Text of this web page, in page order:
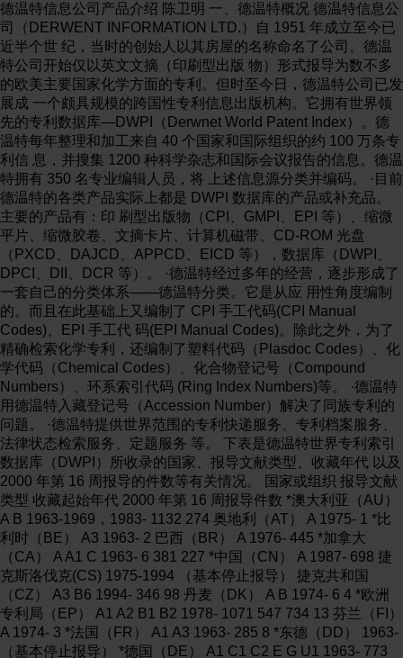
德温特信息公司产品介绍 陈卫明 一、德温特概况 德温特信息公司（DERWENT INFORMATION LTD.）自 1951 年成立至今已近半个世 纪，当时的创始人以其房屋的名称命名了公司。德温特公司开始仅以英文文摘（印刷型出版 物）形式报导为数不多的欧美主要国家化学方面的专利。但时至今日，德温特公司已发展成 一个颇具规模的跨国性专利信息出版机构。它拥有世界领先的专利数据库—DWPI（Derwnet World Patent Index）。德温特每年整理和加工来自 40 个国家和国际组织的约 100 万条专利信 息，并搜集 1200 种科学杂志和国际会议报告的信息。德温特拥有 350 名专业编辑人员，将 上述信息源分类并编码。 ·目前德温特的各类产品实际上都是 DWPI 数据库的产品或补充品。主要的产品有：印 刷型出版物（CPI、GMPI、EPI 等）、缩微平片、缩微胶卷、文摘卡片、计算机磁带、CD-ROM 光盘（PXCD、DAJCD、APPCD、EICD 等），数据库（DWPI、DPCI、DII、DCR 等）。 ·德温特经过多年的经营，逐步形成了一套自己的分类体系——德温特分类。它是从应 用性角度编制的。而且在此基础上又编制了 CPI 手工代码(CPI Manual Codes)、EPI 手工代 码(EPI Manual Codes)。除此之外，为了精确检索化学专利，还编制了塑料代码（Plasdoc Codes）、化学代码（Chemical Codes）、化合物登记号（Compound Numbers）、环系索引代码 (Ring Index Numbers)等。 ·德温特用德温特入藏登记号（Accession Number）解决了同族专利的问题。 ·德温特提供世界范围的专利快递服务、专利档案服务、法律状态检索服务、定题服务 等。 下表是德温特世界专利索引数据库（DWPI）所收录的国家、报导文献类型、收藏年代 以及 2000 年第 16 周报导的件数等有关情况。 国家或组织 报导文献类型 收藏起始年代 2000 年第 16 周报导件数 *澳大利亚（AU） A B 1963-1969，1983- 1132 274 奥地利（AT） A 1975- 1 *比利时（BE） A3 1963- 2 巴西（BR） A 1976- 445 *加拿大（CA） A A1 C 1963- 6 381 227 *中国（CN） A 1987- 698 捷克斯洛伐克(CS) 1975-1994 （基本停止报导） 捷克共和国（CZ） A3 B6 1994- 346 98 丹麦（DK） A B 1974- 6 4 *欧洲专利局（EP） A1 A2 B1 B2 1978- 1071 547 734 13 芬兰（FI） A 1974- 3 *法国（FR） A1 A3 1963- 285 8 *东德（DD） 1963- （基本停止报导） *德国（DE） A1 C1 C2 E G U1 1963- 773 130 135 521 157 412 匈牙利（HU） 1975- （本周未报导） 国际技术公开（TP） 1984-1993 （基本停止报导） 爱尔兰（IE） B3 1963-1969，1995- 1 以色列（IL） A 1975- 8 意大利（IT） B 1966-1969，1978- 8 *日本（JP） A B1 B2 W 1963- 5131 15 1623 320 韩国（KR） A B1 1986- 1802 987 卢森堡（LU） 1984- 本周未报导 墨西哥（MX） 本周未报导 *荷兰（NL） C2 C6 1963- 7 4 新西兰（NZ） 1993- 挪威（NO） A B1 1974- 158 39 *专利合作条约（WO） A1 1978- 1386 A2 300 菲律宾（PH） 1995- 本周未报导 葡萄牙（PT） A 1974- 9 研究公开（RD） A 1978- 59 罗马尼亚（RO） B 1975- 2 *俄罗斯（RU） C1 1994- 350 新加坡（SG） A1 1995- 3 *南非（ZA） A 1963- 289 *前苏联（SU） A1 A3 1963-1994 5（基本停止报导） 2（基本停止报导） 西班牙（ES） A1 A2 B1 T1 T3 1983- 84 2 136 9 699 *瑞典（SE） A C2 1963- 86 45 *瑞士（CH） A5 1963- 23 中国台湾省（TW） 1993- 本周未报导 *英国（GB） A B 1963- 173 150 *美国（US） A B1 E H 1963- 2710 3 12 2 注：（1）*号为德温特公司自定的主要国家，其余为次要国家 （2）本表的数据只是德温特 2000 年第 16 周的报导情况 （3）国际技术公开（TP）及研究公开（RD）为 DWPI 所收录的两种科技期刊 二、德温特主要产品 本部分的内容是德温特世界专利数据库(DWPI)、德温特印刷型出版物、德温特缩微累 积索引等三种德温特产品之外的其它德温特产品。 1、德温特专利引文索引数据库（DPCI） 德温特专利引文索引数据库（DERWENT PATENTS CITATION INDEX)提供 100 多万 条同族专利及其引证文献的信息，每周新增约 6 千条记录。通过 DPCI 的引证数据，用户可 以在 DWPI 中交叉得到关于引证文献的进一步信息。使用 DPCI，用户可以进行新颖性检索、 收集文献、避免专利侵权和跟踪竞争对手的活动。DPCI 有如下主要特点： ·DPCI 可从 DIALOG（file 342）、STN（file DPCI）联机数据库中获得。 ·DPCI 包括审查员对专利文献和非专利文献的引证，专利文献中的引证来自 6 个国家和 国际组织（德国、欧洲专利局、英国、日本、美国、专利合作条约）1997 年 10 月以来的数 据。 ·过档文献包括审查员和发明人的引证。专利文献中的引证来自 16 个国家和国际组织 （奥地利、澳大利亚、比利时、加拿大、瑞士、德国、欧洲专利局、法国、日本、英国、荷 兰、新西兰、瑞典、美国、专利合作条约、南非）1994 年 3 月至 1997 年 3 月的数据，另外， 审查员对美国专利文献的引证数据从 1973 年开始，对欧洲专利局和专利合作条约专利文献 的引证数据从 1978 年开始。 ·采用扩展的标题（有副标题），并且所有的记录均包括同族专利的信息。 ·每条记录中均有其它文献引用本文的列表。 ·在引证文献和被引证文献中均给出入藏登记号、专利权人、发明人。 ·从专利文献公开日起 4 到 10 周被录入。 该数据库有 5 个检索入口： ·基本索引入口； ·辅助索引入口； ·被引证专利的辅助索引； ·被引证参考文献的辅助索引； ·引证专利的辅助索引。 2、德温特革新索引（DII） 德温特革新索引数据库（Derwent Innovation Index）是德温特与 Internet 和 Intranet 合作 的产品，它的推出是为了使德温特具有附加值的专利数据进入科技网（Web of Science, WoS）平台。DII 提供综合性的发明概要，还有基本专利的信息及同族专利的详尽资料，而 这些数据是 DWPI 与 DPCI 合并而产生的。 DII 包括审查员对专利文献和非专利文献的引证，过档文献包括审查员和发明人的引证， 数据的内容与 DPCI 相同。DII 采用扩展的标题（有副标题），并且所有的记录均包括同族专 利的信息。 可以通过 DII 中的非专利引证文献联入科技网。并且科技网中引证的专利文献将与 DII 联接。 3、美国专利信息的报导 德温特一向重视美国专利的报导，针对美国专利推出的产品也最多。 •·LitAlert®数据库 它可以通过 DIALOG（file 670）和 Questel(file LITA)获得。内容包括美国专利和商标侵 权诉讼的高附加值详尽资料，内容包括数千件 70 年代初以来美国 94 个地方法院有关专利的 诉讼的记录，而它们并没有在公报中报导。记录的内容包括专利号、公开日期、发明题目或 专利和商标的名称、发明人姓名、所有人和受让人、开庭的地点及案件判决号等。 •·PatentView CD-ROMs 它是美国全文说明书光盘。现档美国专利有全文盘和检索盘。全文盘每周出版，所有的 著录字段和文本字段（文摘、权利要求、标题）均是可检索的。月累积索引盘和年度累积索 引盘提供了所有当月或当年的相关数据，并指示所需专利文献相应的全文盘号码。对于过 去 23 年的美国专利，有 4 个包含著录数据并可独立使用的索引光盘。 PatentView 包括 1974 年以来所有技术领域的美国专利。 ·美国公报光盘 OG+ OG+是美国公报（USPTO Official Gazette）光盘。内容包括美国公报中的附图、通知及 扉页。每年提供 12 张光盘。过档资料从 1990 年开始。 ·德温特专利法律状态文档（Derwent Patent Status File,DPSF）数据库 DPSF 追踪了美国专利公开之后可能影响专利法律状态的活动，例如扩展、废弃、主动 放弃、捐献、要求再审查或再公开等等。利用 DPSF 提供的信息，用户可以对美国专利公开 之后，可能影响美国专利有效性的活动保持随时的关注，也为用户监视竞争者提供了一个补 充的信息源。DPSF 可从 (file PAST)获得，它的数据来自 1973 以来的美国公报。 ·专利快报光盘（Patent Alert on CD-ROM） 用户可以自己的选择定制美国专利全文光盘。用户可以向德温特提供专利的清单或检索 策略，制作好的光盘包括用户挑选的美国专利全文。它有 23 个可供检索的著录项目。过档 资料从 1974 年开始。 4、工业和技术专利概貌（Industry and Technology Patents Profiles, ITPs） 工业和技术专利概貌将用户的注意力集中在特定工业技术的最新进展。用户可以浏览世 界范围内技术竞争者的有关信息。ITPs 内容包括文摘、附图和图表、专利权人索引等。ITPs 除了有印刷型出版物外，还可以用 PDF, Lotus Notes Datadases 或 Folio Infobases 浏览。ITPs 有下列分册： 宇航（aerospace） 自动化（automotive） 通讯（communications） 计算与控制（computing and control） 家用电器（domestic appliances） 电子电路（electronic circuits） 电力（electric power） 电子元件器件（electronic components and devices） 食品（food） 危险品（hazardous materials） 测量和测试（instrumentation and testing） 音像的记录和再制（image and audio recording and reproduction） 机床（machine tools） 材料利用（materials handling） 公用机械（mechanical and civil） 工程（engineering） 医用设备（medical devices） 包装（packaging and packing） 纸（paper） 半导体技术（semiconductor technology） 5、德温特化学资源(Derwnet Chemistry Resource, DCR) DCR 是１９９９年在联机检索中引入的。在它的初期使用阶段，就表明它是一个有效 的化学结构数据库，尤其是检索那些已经在 DWPI 中生成索引的特殊化合物的时候。DCR 可以用通用的化学语言－化学结构式进行检索。DCR 的号码是特殊化合物的唯一标志，用 这个号码在 DCR 化学结构数据库和 DWPI 数据库之间形成了联结。 6、合并的马库什服务（Merged Markush Service） 德温特与法国一公司合作开发了具有检索功能的药物和一般化学领域的专利信息资源， MMS 是这个合作的第一个产品。MMS 将具有高附加值的在 DWPI 生成索引的化学专利的 结构与 INPI 合并。MMS 的检索结果能够比较容易地转移到 DWPI 或 PharmSearch files 中。 德温特计划两年内在 MMS 中补充 20 年的过档文献。 7、光盘产品 扫描图象可以放大、定义、旋转。文摘可以打印。每张光盘容纳 16000 条文摘。 ·快报型文摘光盘（Image of Alert Abstracts，PXCD），有可检索的版本； ·文献型文摘光盘（Image of Documentation Abstracts，DAJCD），有可检索的版本；可检 索版本的文献型文摘光盘包括 IPC、手工代码、和公司代码。 ·自动化专利概貌光盘（Automotive Patent Profiles, APPCD） ·工程革新光盘（Engineering Innovations， EICD） 三、德温特新的文摘格式 为了适应新的技术发展，经过三年对 DWPI 数据库的重新设计，从 1999 年开始，德温 特着手对 DWPI 的文摘格式进行改进（但这种改进目前还未体现在德温特的印刷型出版物 和 CD-ROM 光盘中）。目的是向最终用户提供更为结构化、更为信息化的文摘；以及向最终 用户推出德温特化学资源（Derwent Chemistry Resource，DCR）数据库。 德温特已使它的文摘更信息化，并且通过扩展的技术内容和更为逻辑化的结构，使文摘 比从前更易于理解。文摘仍用朴素的英文写成，除去了原始文件中不必要的词汇和法律术语。 文摘采用了几个信息化的段标头，使得发明的表述更易于阅读。新的文摘格式开始于 1999 年 2 月。 德温特化学资源数据库也在 1999 年创立。它已作为索引被补充进 DWPI。用户可以使 用通用的化学结构语言访问德温特化学资源数据库。 重新设计的编辑程序已经发生了作用。对 DWPI 报导的主要国家，从 1999 年第一季度 同时提供索引和文摘。 新的文摘分别为：快报文摘（Alert Abstract），焦点技术文摘（Technology Focus Abstract）、扩展文摘（Extension Abstract）. 而这三种文摘又组成文献型文摘(Documentation Abstract)。 1、快报型文摘 新的快报文摘包含几个带有标头的段落： ·新颖性（Novelty）：发明中声称的非显而易见的超过原有技术的特征。 ·发明详述（Detailed Description）：这是一个可选段落，当限制在新颖性段落里的发明 的主权利要求不能被详述，将使用这个段落。 ·化学活度（Activity）：用来描述化学和生物化学物质的化学活度。适于药物、兽医、 农业等领域的发明。 ·作用过程（Mechanism of action）包含化学和生物化学物质的生物作用过程。适用于药 物、兽医、农业等领域的发明。 ·用途（Use）：描述发明在各个技术领域的用途。 ·进步（Advantage）：内容为发明人所述的从新颖性产生的进步。 ·附图描述（Description of Drawings）：有附图的说明性描述，还包括附图标号的注解。 2、扩展文摘 扩展文摘是一个可选项，它应该与快报文摘和焦点技术文摘结合使用，这样才能完整地 理解发明的含义。对科学家和工程师这样的最终用户而言，最好将这三者结合使用，因为这 些人最需要没有法律术语的专利详叙。扩展文摘为最终用户提供了介于简明的概要式的快报 型文摘和过于冗长、阅读困难的全文专利文献之间的另一种选择。扩展文摘也为有联机检索 经验的用户增加了自由词检索的功能。快报文摘、焦点技术文摘与扩展文摘的结合，形成德 温特新的文献型文摘。 扩展文摘包括几个带有标头的段落（目前仅应用在德温特 CPI 分类中）： ·进一步揭示（wider disclosure）：当发明范围或发明新颖性作为说明书主要部分的限定 时，进一步揭示被用来扩展主权利要求。它包括这些新颖性的特点，以及发明给出的范围之 外、而又在权利要求中提及的应用。 ·配药（administration）：包括一般药物和兽药配药的详叙及其方法，或农业化学应用方 法。 ·特殊物质（specific ‘substances’）：这里所说的特殊物质，是与发明新颖性有关的特殊 物质，而不是所有的特殊物质。相关信息被放在一组或多组标头之下。标头的名称取决于被 定义的特殊物质，例如可以是：特殊化合物、特殊序列、特殊单体、特殊材料等等。 ·示例（example）：用数据支持权利要求中所提到的发明的进步，或详叙发明如何在实 际中实施。 ·定义（definitions）：为快报文摘的详叙段落（Detailed Description）里所注解的马库什 （Markush）化学结构做了进一步的定义。 3、焦点技术文摘 焦点技术文摘是一个可选的文摘，它为快报文摘提供焦点技术的补充信息。它的文摘 概述了从属权利要求，例如实施该发明的最佳方案，发明揭示里提及的最佳方案等。它还 包括核心技术之外的信息，例如用于机械制造的聚合材料的发明。焦点技术文摘用分离的 带有标题的段落写成，从不同的技术观点，概述了发明的实际内容。段的标头如下： ·农业 包括杀虫剂、除草剂、杀真菌剂、化肥。但不包含它们的制备，有关内容见无机化学。 ·生物学 包括天然生物材料，免疫等。 ·生物技术 包括遗传工程（DNA 重组）等。 ·陶瓷和玻璃 包括玻璃、耐火材料、陶瓷、水泥等。 ·化学工程 大规模化工过程。 ·计算机和控制 包括自动化、环境、工业控制等 ·电力 包括发电、原子能、辐射等 ·电子 包括电子电路和电子器件。 ·环境 包括污染控制、水处理、废水处理等。 ·食品 食品、酿造、动物食品等。 ·图形和通讯 图形技术、油墨、复印、电子摄影、 ·工业标准 用于工业标准的比较。 ·无机化学 包括除陶瓷和玻璃以外的无机化合物。 ·测量和测试 包括化学分析、测试、药用设备。 ·作用过程 包括聚合物的化学过程，化学反应设备等。 ·冶金 金属处理、制造、精炼、加工、磨光，以及合金和焊接等。 ·有机化学 有机化学品制备，包括药物和农产品，但不包括聚合物。 ·药物 药物化合物和组合物、兽药，但是它们的制备见有机化学。 ·聚合物 聚合物和聚合物的制备。 ·纺织和造纸 包括纸、天然和合成纤维，以及它们的制造工艺。 4、新的文献型文摘 新的文献型文摘是由上述快报文摘、焦点技术文摘、扩展文摘联合构成。使发明范围的 描述更为详尽。 四、CPI 手工代码手册（CPI manual code manual） 1、简介 CPI（化学专利索引）手工代码和 EPI 手工代码（EPI manual codes）是德温特分类中化 学类和电气类的进一步分级。CPI 手工代码（以后简称代码）已有 30 多年历史，最初（1963 年）仅用于药物专利的标引，后来（1970 年）逐步扩展到整个化学领域。而 EPI 手工代码 则创立于 1980 年。德温特公司创立这两种手工代码，其初衷是为了手工检索的便利和分类 卡片的管理。但后来又将其应用于联机检索中。德温特手工代码是以应用性分类为基础的检 索语言，它已在 DIALOG、STN、ORBIT、QUESTEL 等著名的国际联机数据库中被使用。 德温特手工代码有标引的一致性和使用一个代码可以检索不同拼写形式的同义词等特点。 2、CPI 代码的构成 CPI 手工代码手册（以下简称代码手册）分为两个部分：第一部分按代码顺序排列，第 二部分按技术主题的英文字母顺序排列。CPI 代码是由一组数字和字母组成，适用于 A-M 部。 N 是有关催化剂的分类，它不属于 CPI，但其代码仍出现于 CPI 各部及印刷型文摘出版 物中。而且这些代码可以在联机检索中应用。 CPI 代码等级排列，标识符号越多，代码越精确。代码分级包括部（Section）、分部 （Sub-section）、属性码（Generic Manual Code）、组代码（Sub-group）、小组代码（Sub-group division）、段代码（Full Manual Code 完整代码）。 例如： B12-G1B6（B 为部{字母}，12 分部{数字}，G 为属性码{字母}，1 为组代码{数 字}，B 为小组代码{字母}，6 为段代码{数字}） CPI 代码长度是可变的，以下所列均为代码的正确格式（A 代表一位字母，N 代表一位 数字）： ANN（部、分部，例：B1、B12） ANN-A（部、分部、属性码，例：B12-K） ANN-ANN（部、分部、属性码、组代码，例：B12-K4） ANN-ANNA（部、分部、属性码、组代码、小组代码，例：B12-K4A） ANN-ANNAN（部、分部、属性码、组代码、小组代码、段代码，例：B12-K4A3） 使用者要注意，分部、组代码(但段代码只有一位数字)可能是一位或两位数字，代码手 册和印刷型出版物中，没有在一位数字之前补零，但在联机检索时，却应当将零补入。例如： 代码 B4-B1C（代码手册格式）联机检索时应为 B04-B01C，同样代码 A12-A1（代码手册格 式）联机检索时应为 A12-A01，代码 E1（代码手册格式）联机检索时应为 E01，代码 D10-B1(代码手册格式)联机检索时应为 D10B01。 3、第一部分（按代码顺序排列）条目格式 代码手册第一部分中的所有代码是按照代码顺序排列的，代码的分类等级通过缩位来表 示，代码后是该代码的一般定义，例如： D3-D Coffee, tea and substitutes D3-D1 .Coffee,